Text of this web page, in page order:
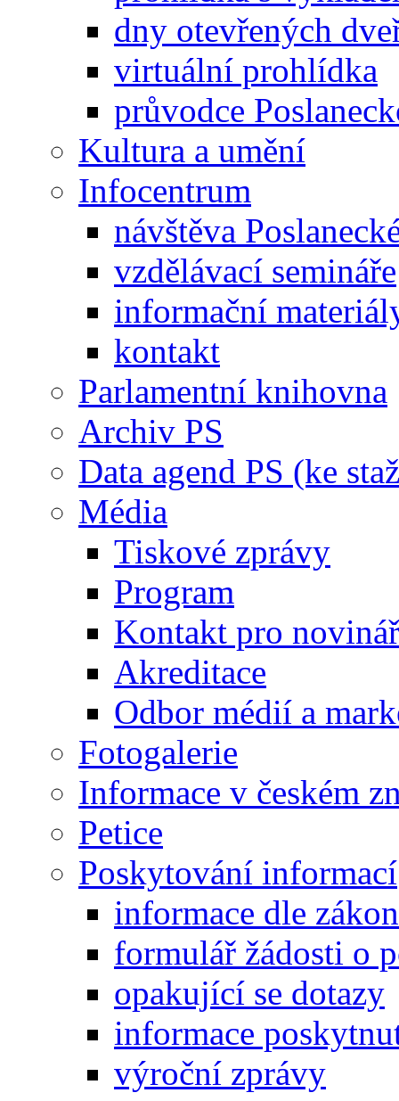
dny otevřených
virtuální prohlídka
průvodce
Kultura a umění
Infocentrum
návštěva
vzdělávací semináře
informační
kontakt
Parlamentní knihovna
Archiv PS
Data agend PS (ke
Média
Tiskové zprávy
Program
Kontakt pro
Akreditace
Odbor médií a
Fotogalerie
Informace v českém
Petice
Poskytování informací
informace dle
formulář žádosti o
opakující se dotazy
informace
výroční zprávy